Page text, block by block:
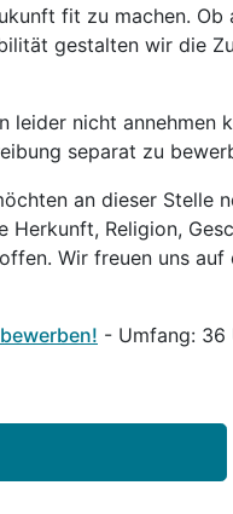
fit zu machen. Ob
gestalten wir die
nicht annehmen
separat zu
an dieser Stelle
Religion,
Wir freuen uns
- Umfang: 36